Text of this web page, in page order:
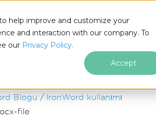
help improve and customize your
and interaction with our company. To
our Privacy Policy.
Accept
Blogu
IronWord kullanımı
file